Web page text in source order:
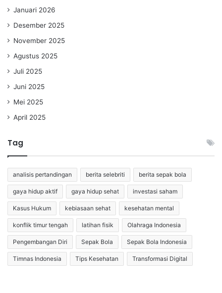
Januari 2026
Desember 2025
November 2025
Agustus 2025
Juli 2025
Juni 2025
Mei 2025
April 2025
Tag
analisis pertandingan berita selebriti berita sepak bola
gaya hidup aktif gaya hidup sehat investasi saham
Kasus Hukum kebiasaan sehat kesehatan mental
konflik timur tengah latihan fisik Olahraga Indonesia
Pengembangan Diri Sepak Bola Sepak Bola Indonesia
Timnas Indonesia Tips Kesehatan Transformasi Digital